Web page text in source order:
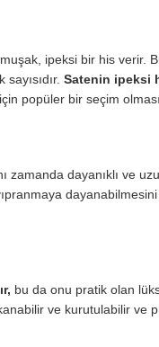
ipeksi bir his verir.
Satenin ipeksi
popüler bir seçim
zamanda dayanıklı ve
bu da onu pratik olan
ve kurutulabilir ve